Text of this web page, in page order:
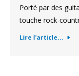
Porté par des
touche rock-
Lire l'article...